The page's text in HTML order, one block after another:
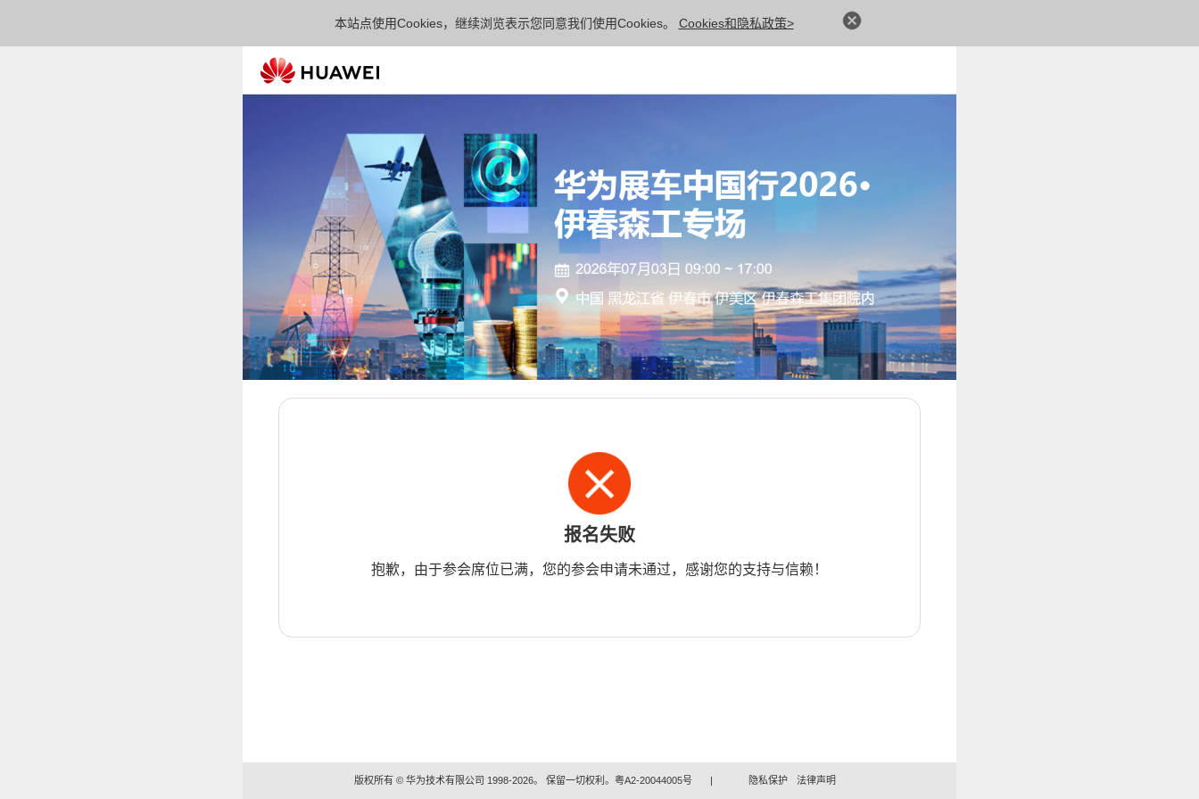
本站点使用Cookies，继续浏览表示您同意我们使用Cookies。 Cookies和隐私政策>
报名失败
抱歉，由于参会席位已满，您的参会申请未通过，感谢您的支持与信赖！
版权所有 © 华为技术有限公司 1998-2026。 保留一切权利。粤A2-20044005号 | 隐私保护 法律声明